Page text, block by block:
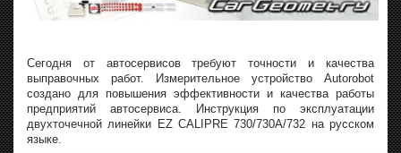
Сегодня от автосервисов требуют точности и качества
выправочных работ. Измерительное устройство Autorobot
создано для повышения эффективности и качества работы
предприятий автосервиса. Инструкция по эксплуатации
двухточечной линейки EZ CALIPRE 730/730A/732 на русском
языке.